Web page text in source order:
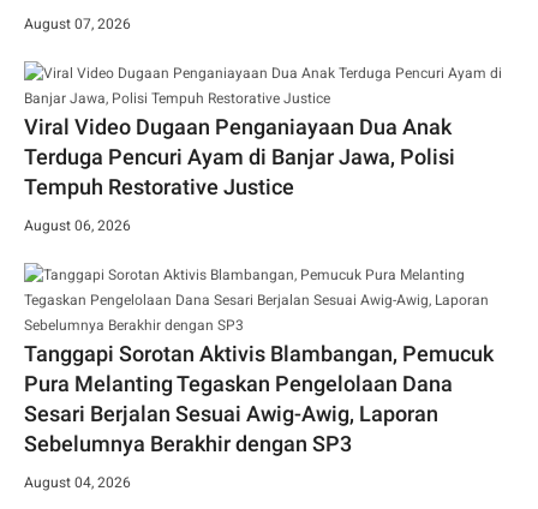
August 07, 2026
Viral Video Dugaan Penganiayaan Dua Anak
Terduga Pencuri Ayam di Banjar Jawa, Polisi
Tempuh Restorative Justice
August 06, 2026
Tanggapi Sorotan Aktivis Blambangan, Pemucuk
Pura Melanting Tegaskan Pengelolaan Dana
Sesari Berjalan Sesuai Awig-Awig, Laporan
Sebelumnya Berakhir dengan SP3
August 04, 2026